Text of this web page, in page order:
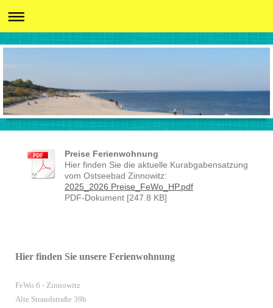
Preise Ferienwohnung
Hier finden Sie die aktuelle Kurabgabensatzung
vom Ostseebad Zinnowitz:
2025_2026 Preise_FeWo_HP.pdf
PDF-Dokument [247.8 KB]
Hier finden Sie unsere Ferienwohnung
FeWo 6 - Zinnowitz
Alte Strandstraße 39b